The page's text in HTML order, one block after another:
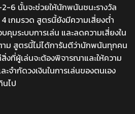
6 นั้นจะช่วยให้นักพนันชนะรางวัล
เกมรวด สูตรนี้ยังมีความเสี่ยงต่ำ
มระบบการเล่น และลดความเสี่ยงใน
าม สูตรนี้ไม่ได้การันตีว่านักพนันทุกคน
สิ่งที่ผู้เล่นจะต้องพิจารณาและให้ความ
ำกัดวงเงินในการเล่นของตนเอง
นไป